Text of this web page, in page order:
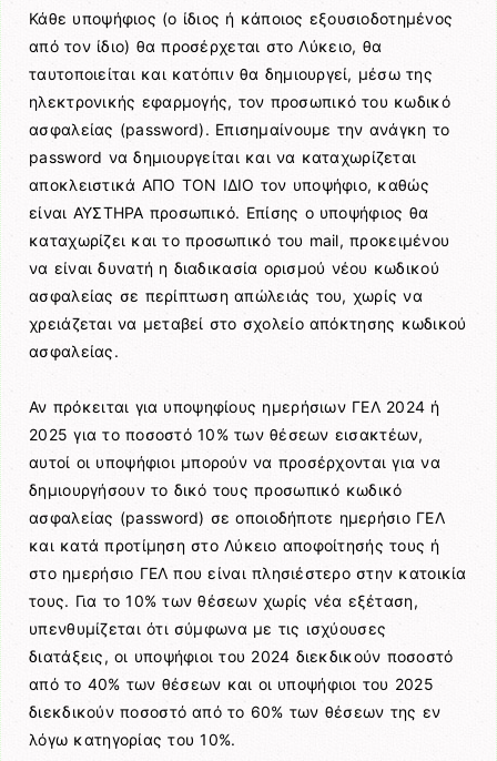
Κάθε υποψήφιος (ο ίδιος ή κάποιος εξουσιοδοτημένος
από τον ίδιο) θα προσέρχεται στο Λύκειο, θα
ταυτοποιείται και κατόπιν θα δημιουργεί, μέσω της
ηλεκτρονικής εφαρμογής, τον προσωπικό του κωδικό
ασφαλείας (password). Επισημαίνουμε την ανάγκη το
password να δημιουργείται και να καταχωρίζεται
αποκλειστικά ΑΠΟ ΤΟΝ ΙΔΙΟ τον υποψήφιο, καθώς
είναι ΑΥΣΤΗΡΑ προσωπικό. Επίσης ο υποψήφιος θα
καταχωρίζει και το προσωπικό του mail, προκειμένου
να είναι δυνατή η διαδικασία ορισμού νέου κωδικού
ασφαλείας σε περίπτωση απώλειάς του, χωρίς να
χρειάζεται να μεταβεί στο σχολείο απόκτησης κωδικού
ασφαλείας.
Αν πρόκειται για υποψηφίους ημερήσιων ΓΕΛ 2024 ή
2025 για το ποσοστό 10% των θέσεων εισακτέων,
αυτοί οι υποψήφιοι μπορούν να προσέρχονται για να
δημιουργήσουν το δικό τους προσωπικό κωδικό
ασφαλείας (password) σε οποιοδήποτε ημερήσιο ΓΕΛ
και κατά προτίμηση στο Λύκειο αποφοίτησής τους ή
στο ημερήσιο ΓΕΛ που είναι πλησιέστερο στην κατοικία
τους. Για το 10% των θέσεων χωρίς νέα εξέταση,
υπενθυμίζεται ότι σύμφωνα με τις ισχύουσες
διατάξεις, οι υποψήφιοι του 2024 διεκδικούν ποσοστό
από το 40% των θέσεων και οι υποψήφιοι του 2025
διεκδικούν ποσοστό από το 60% των θέσεων της εν
λόγω κατηγορίας του 10%.